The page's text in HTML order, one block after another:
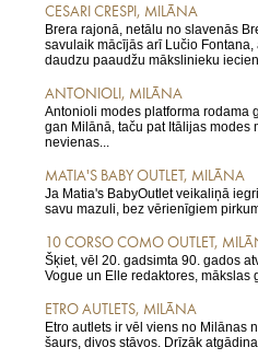
CESARI CRESPI, MILĀNA
Brera rajonā, netālu no slavenās
savulaik mācījās arī Lučio
daudzu paaudžu mākslinieku
ANTONIOLI, MILĀNA
Antonioli modes platforma rodama
gan Milānā, taču pat Itālijas modes
nevienas...
MATIA'S BABY OUTLET, MILĀNA
Ja Matia's BabyOutlet veikaliņā
savu mazuli, bez vērienīgiem
10 CORSO COMO OUTLET,
Šķiet, vēl 20. gadsimta 90. gados
Vogue un Elle redaktores, mākslas
ETRO AUTLETS, MILĀNA
Etro autlets ir vēl viens no Milānas
šaurs, divos stāvos. Drīzāk